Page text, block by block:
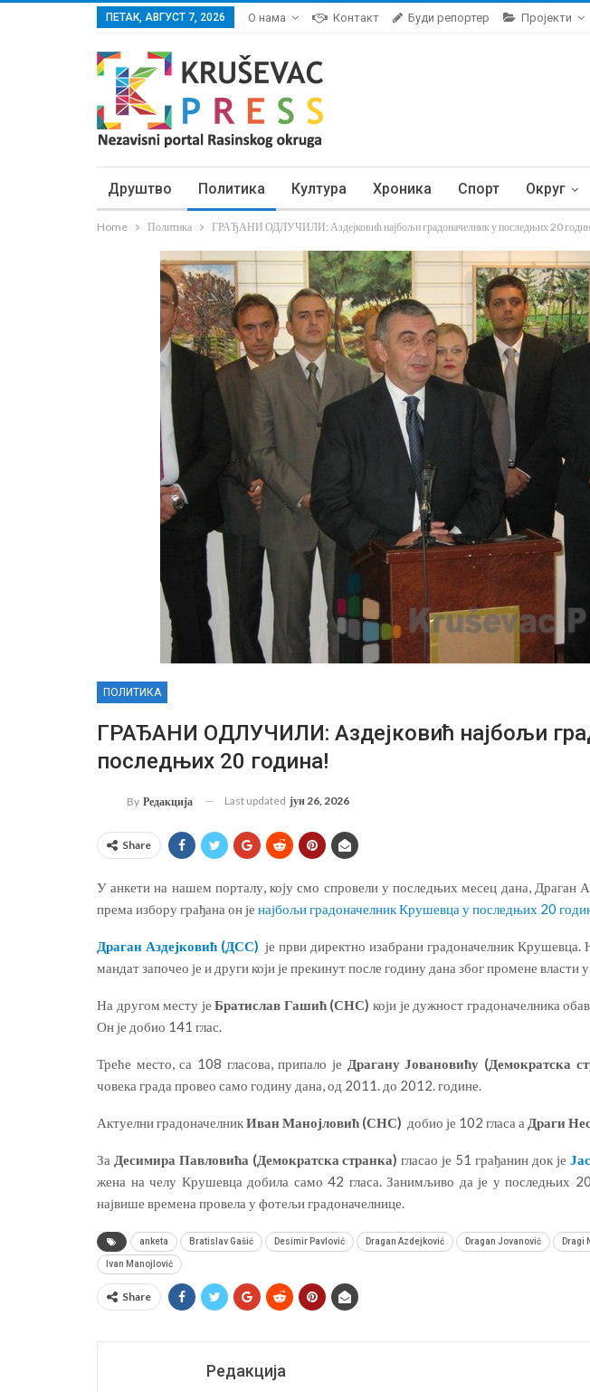
ПЕТАК, АВГУСТ 7, 2026 О нама Контакт Буди репортер Пројекти
Друштво Политика Култура Хроника Спорт Округ
Home Политика ГРАЂАНИ ОДЛУЧИЛИ: Аздејковић најбољи градоначелник у последњих 20
ПОЛИТИКА
ГРАЂАНИ ОДЛУЧИЛИ: Аздејковић најбољи
последњих 20 година!
By Редакција Last updated јун 26, 2026
Share
У анкети на нашем порталу, коју смо спровели у последњих месец дана, Драган
према избору грађана он је најбољи градоначелник Крушевца у последњих 20
Драган Аздејковић (ДСС)је први директно изабрани градоначелник
мандат започео је и други који је прекинут после годину дана због промене
На другом месту јеБратислав Гашић (СНС) који је дужност градоначелника
Он је добио 141 глас.
Треће место, са 108 гласова, припало је Драгану Јовановићу (Демократска
човека града провео само годину дана, од 2011. до 2012. године.
Актуелни градоначелникИван Манојловић (СНС) добио је 102 гласа а Драги
За Десимира Павловића (Демократска странка) гласао је 51 грађанин док је
жена на челу Крушевца добила само 42 гласа. Занимљиво да је у последњих
највише времена провела у фотељи градоначелнице.
anketa Bratislav Gašić Desimir Pavlović Dragan Azdejković Dragan Jovanović Dragi
Ivan Manojlović
Share
Редакција